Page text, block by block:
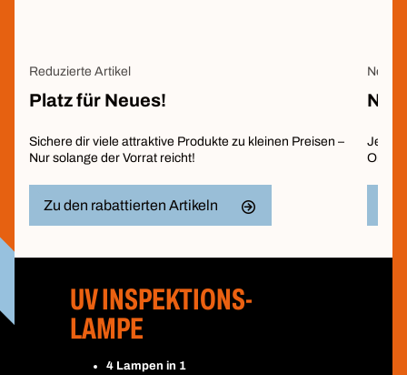
Reduzierte Artikel
Platz für Neues!
Sichere dir viele attraktive Produkte zu kleinen Preisen –
Nur solange der Vorrat reicht!
Zu den rabattierten Artikeln
Neu
Jetzt
UV INSPEKTIONS-
LAMPE
4 Lampen in 1